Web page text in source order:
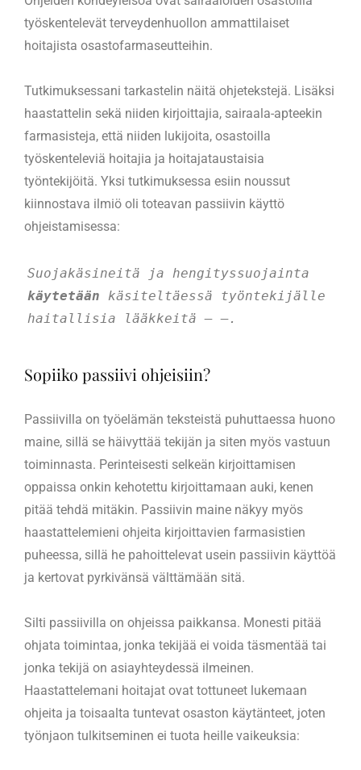
työskentelevät terveydenhuollon ammattilaiset
hoitajista osastofarmaseutteihin.
Tutkimuksessani tarkastelin näitä ohjetekstejä. Lisäksi
haastattelin sekä niiden kirjoittajia, sairaala-apteekin
farmasisteja, että niiden lukijoita, osastoilla
työskenteleviä hoitajia ja hoitajataustaisia
työntekijöitä. Yksi tutkimuksessa esiin noussut
kiinnostava ilmiö oli toteavan passiivin käyttö
ohjeistamisessa:
käytetään käsiteltäessä työntekijälle
haitallisia lääkkeitä – –.
Sopiiko passiivi ohjeisiin?
Passiivilla on työelämän teksteistä puhuttaessa huono
maine, sillä se häivyttää tekijän ja siten myös vastuun
toiminnasta. Perinteisesti selkeän kirjoittamisen
oppaissa onkin kehotettu kirjoittamaan auki, kenen
pitää tehdä mitäkin. Passiivin maine näkyy myös
haastattelemieni ohjeita kirjoittavien farmasistien
puheessa, sillä he pahoittelevat usein passiivin käyttöä
ja kertovat pyrkivänsä välttämään sitä.
Silti passiivilla on ohjeissa paikkansa. Monesti pitää
ohjata toimintaa, jonka tekijää ei voida täsmentää tai
jonka tekijä on asiayhteydessä ilmeinen.
Haastattelemani hoitajat ovat tottuneet lukemaan
ohjeita ja toisaalta tuntevat osaston käytänteet, joten
työnjaon tulkitseminen ei tuota heille vaikeuksia: